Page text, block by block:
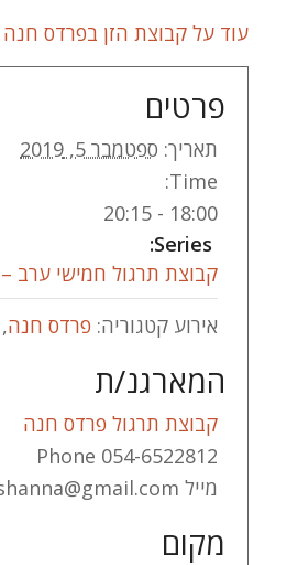
עוד על קבוצת הזן בפרדס חנה
פרטים
תאריך: ספטמבר 5, 2019
Time:
18:00 - 20:15
Series:
קבוצת תרגול חמישי ערב
אירוע קטגוריה: פרדס חנה,
המארגנ/ת
קבוצת תרגול פרדס חנה
Phone 054-6522812
מייל
מקום